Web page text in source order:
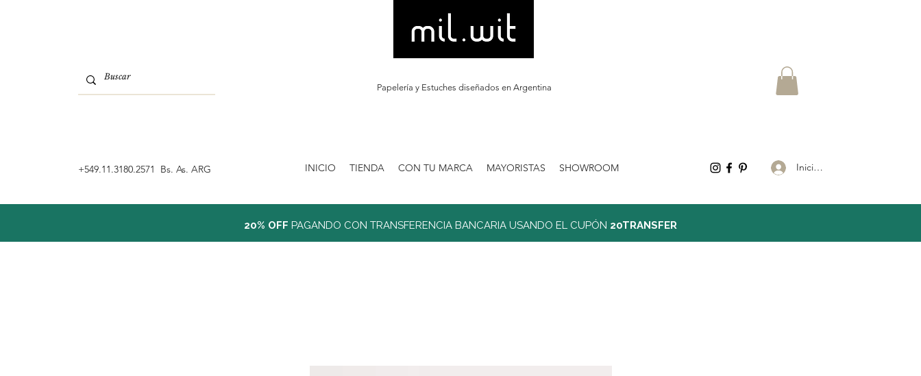
Papelería y Estuches diseñados en Argentina
‭+549.11.3180.2571 Bs. As. ARG INICIO TIENDA CON TU MARCA MAYORISTAS SHOWROOM Iniciar sesión
20% OFF PAGANDO CON TRANSFERENCIA BANCARIA USANDO EL CUPÓN 20TRANSFER